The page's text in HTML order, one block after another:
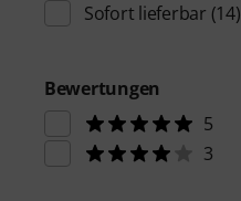
Sofort lieferbar (14)
Bewertungen
5
3